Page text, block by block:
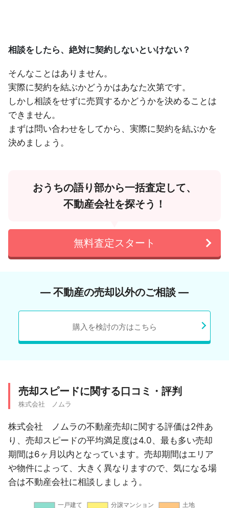
相談をしたら、絶対に契約しないといけない？
そんなことはありません。
実際に契約を結ぶかどうかはあなた次第です。
しかし相談をせずに売買するかどうかを決めることは
できません。
まずは問い合わせをしてから、実際に契約を結ぶかを
決めましょう。
おうちの語り部から一括査定して、
不動産会社を探そう！
無料査定スタート
― 不動産の売却以外のご相談 ―
購入を検討の方はこちら
売却スピードに関する口コミ・評判
株式会社 ノムラ
株式会社 ノムラの不動産売却に関する評価は2件あ
り、売却スピードの平均満足度は4.0、最も多い売却
期間は6ヶ月以内となっています。売却期間はエリア
や物件によって、大きく異なりますので、気になる場
合は不動産会社に相談しましょう。